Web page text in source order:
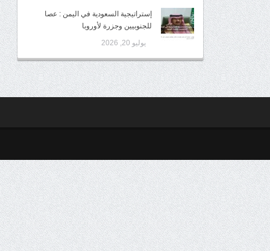
إستراتيجية السعودية في اليمن : عصا
للجنوبيين وجزرة لأوروبا
يوليو 20, 2026